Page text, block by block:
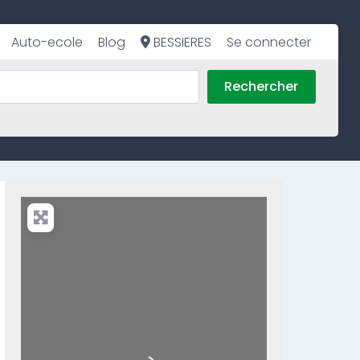
Auto-ecole Blog BESSIERES Se connecter
Rechercher